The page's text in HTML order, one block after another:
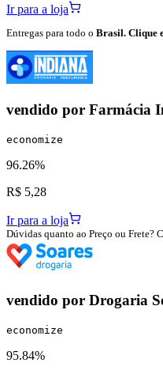
Ir para a loja
Entregas para todo o Brasil. Clique
vendido por Farmácia
economize
96.26%
R$ 5,28
Ir para a loja
Dúvidas quanto ao Preço ou Frete?
vendido por Drogaria
economize
95.84%